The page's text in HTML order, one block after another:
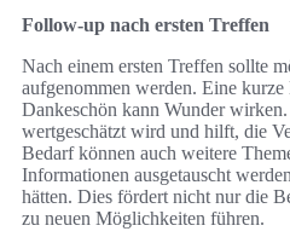
Follow-up nach ersten Treffen
Nach einem ersten Treffen sollte
aufgenommen werden. Eine
Dankeschön kann Wunder
wertgeschätzt wird und hilft, die
Bedarf können auch weitere
Informationen ausgetauscht
hätten. Dies fördert nicht nur die
zu neuen Möglichkeiten führen.